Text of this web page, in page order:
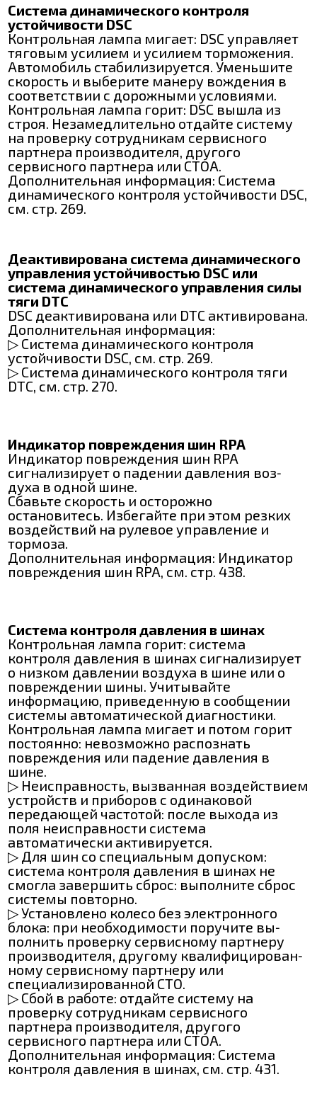
Система динамического контроля
устойчивости DSC
Контрольная лампа мигает: DSC управляет
тяговым усилием и усилием торможения.
Автомобиль стабилизируется. Уменьшите
скорость и выберите манеру вождения в
соответствии с дорожными условиями.
Контрольная лампа горит: DSC вышла из
строя. Незамедлительно отдайте систему
на проверку сотрудникам сервисного
партнера производителя, другого
сервисного партнера или СТОА.
Дополнительная информация: Система
динамического контроля устойчивости DSC,
см. стр. 269.
Деактивирована система динамического
управления устойчивостью DSC или
система динамического управления силы
тяги DTC
DSC деактивирована или DTC активирована.
Дополнительная информация:
▷ Система динамического контроля
устойчивости DSC, см. стр. 269.
▷ Система динамического контроля тяги
DTC, см. стр. 270.
Индикатор повреждения шин RPA
Индикатор повреждения шин RPA
сигнализирует о падении давления воз‐
духа в одной шине.
Сбавьте скорость и осторожно
остановитесь. Избегайте при этом резких
воздействий на рулевое управление и
тормоза.
Дополнительная информация: Индикатор
повреждения шин RPA, см. стр. 438.
Система контроля давления в шинах
Контрольная лампа горит: система
контроля давления в шинах сигнализирует
о низком давлении воздуха в шине или о
повреждении шины. Учитывайте
информацию, приведенную в сообщении
системы автоматической диагностики.
Контрольная лампа мигает и потом горит
постоянно: невозможно распознать
повреждения или падение давления в
шине.
▷ Неисправность, вызванная воздействием
устройств и приборов с одинаковой
передающей частотой: после выхода из
поля неисправности система
автоматически активируется.
▷ Для шин со специальным допуском:
система контроля давления в шинах не
смогла завершить сброс: выполните сброс
системы повторно.
▷ Установлено колесо без электронного
блока: при необходимости поручите вы‐
полнить проверку сервисному партнеру
производителя, другому квалифицирован‐
ному сервисному партнеру или
специализированной СТО.
▷ Сбой в работе: отдайте систему на
проверку сотрудникам сервисного
партнера производителя, другого
сервисного партнера или СТОА.
Дополнительная информация: Система
контроля давления в шинах, см. стр. 431.